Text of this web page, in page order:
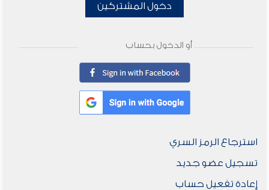
دخول المشتركين
أو الدخول بحساب
استرجاع الرمز السري
تسجيل عضو جديد
إعادة تفعيل حساب